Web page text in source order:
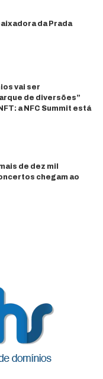
da Prada
vai ser
de diversões”
a NFC Summit está
de dez mil
chegam ao